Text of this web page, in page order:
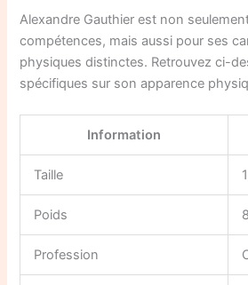
Alexandre Gauthier est non
compétences, mais aussi pour ses
physiques distinctes. Retrouvez ci-
spécifiques sur son apparence
Information
Taille
Poids
Profession